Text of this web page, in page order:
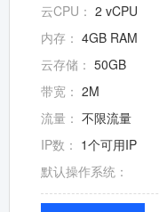
云CPU： 2 vCPU
内存： 4GB RAM
云存储： 50GB
带宽： 2M
流量： 不限流量
IP数： 1个可用IP
默认操作系统：